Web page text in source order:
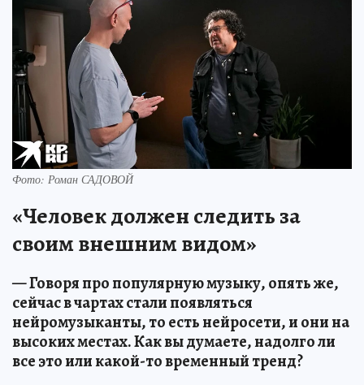
Фото: Роман САДОВОЙ
«Человек должен следить за
своим внешним видом»
— Говоря про популярную музыку, опять же,
сейчас в чартах стали появляться
нейромузыканты, то есть нейросети, и они на
высоких местах. Как вы думаете, надолго ли
все это или какой-то временный тренд?